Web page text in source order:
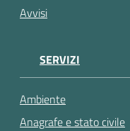
Avvisi
SERVIZI
Ambiente
Anagrafe e stato civile